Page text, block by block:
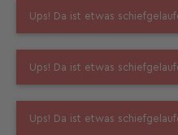
Ups! Da ist etwas
Ups! Da ist etwas
Ups! Da ist etwas